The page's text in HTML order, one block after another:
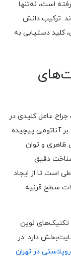
است، نه‌تنها
ترکیب دانش
کلید دستیابی به
عامل کلیدی در
آناتومی پیچیده
ظاهری و توان
شناخت دقیق
است تا از ایجاد
سطح قرنیه
تکنیک‌های نوین
دارد. در
در تهران